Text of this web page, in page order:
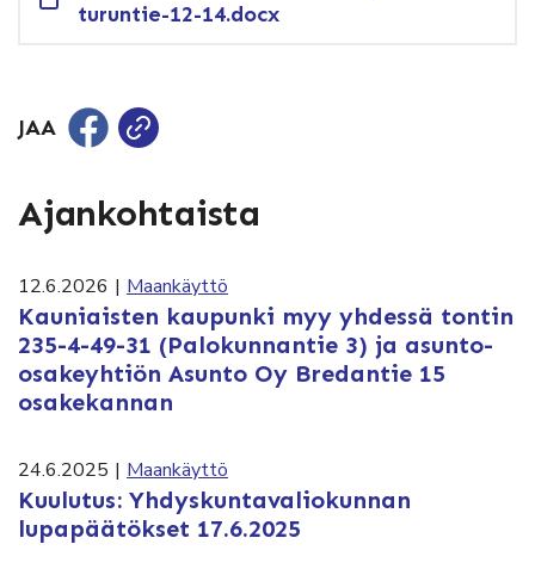
turuntie-12-14.docx
JAA
Ajankohtaista
12.6.2026 | Maankäyttö
Kauniaisten kaupunki myy yhdessä tontin
235-4-49-31 (Palokunnantie 3) ja asunto-
osakeyhtiön Asunto Oy Bredantie 15
osakekannan
24.6.2025 | Maankäyttö
Kuulutus: Yhdyskuntavaliokunnan
lupapäätökset 17.6.2025